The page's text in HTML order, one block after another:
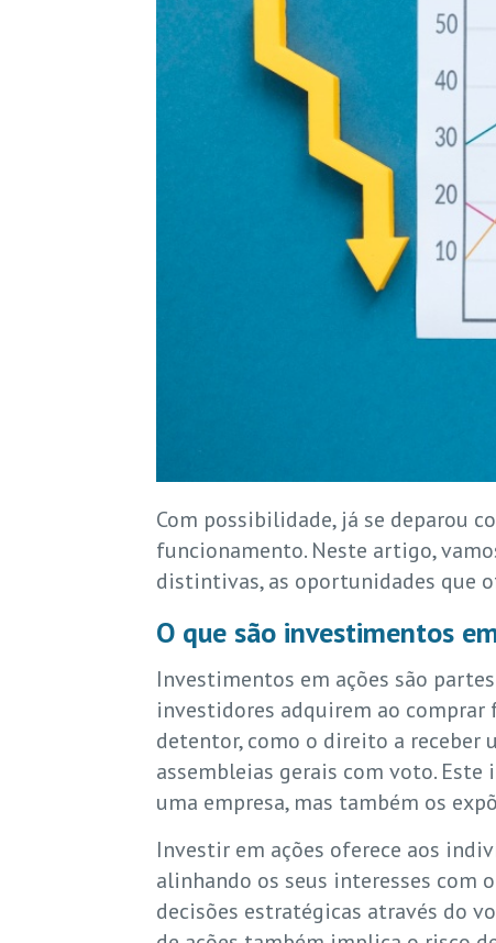
Com possibilidade, já se deparou
funcionamento. Neste artigo,
distintivas, as oportunidades que
O que são investimentos
Investimentos em ações são
investidores adquirem ao comprar
detentor, como o direito a receber
assembleias gerais com voto.
uma empresa, mas também os
Investir em ações oferece aos
alinhando os seus interesses com
decisões estratégicas através do